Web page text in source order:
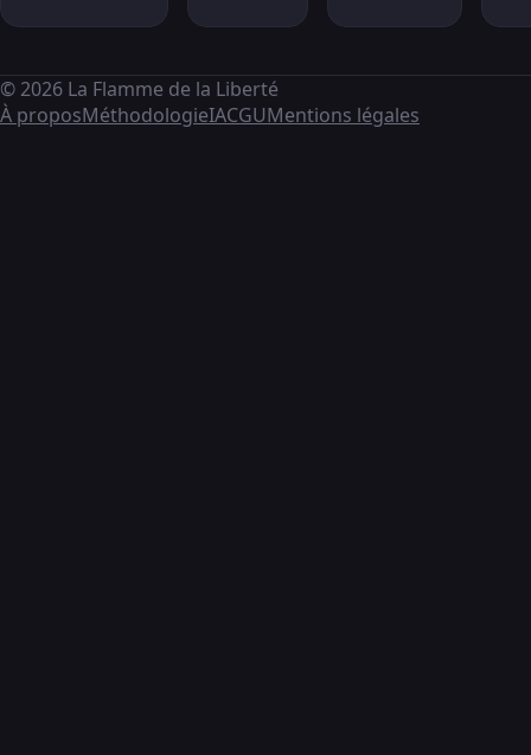
© 2026 La Flamme de la Liberté
À proposMéthodologieIACGUMentions légales